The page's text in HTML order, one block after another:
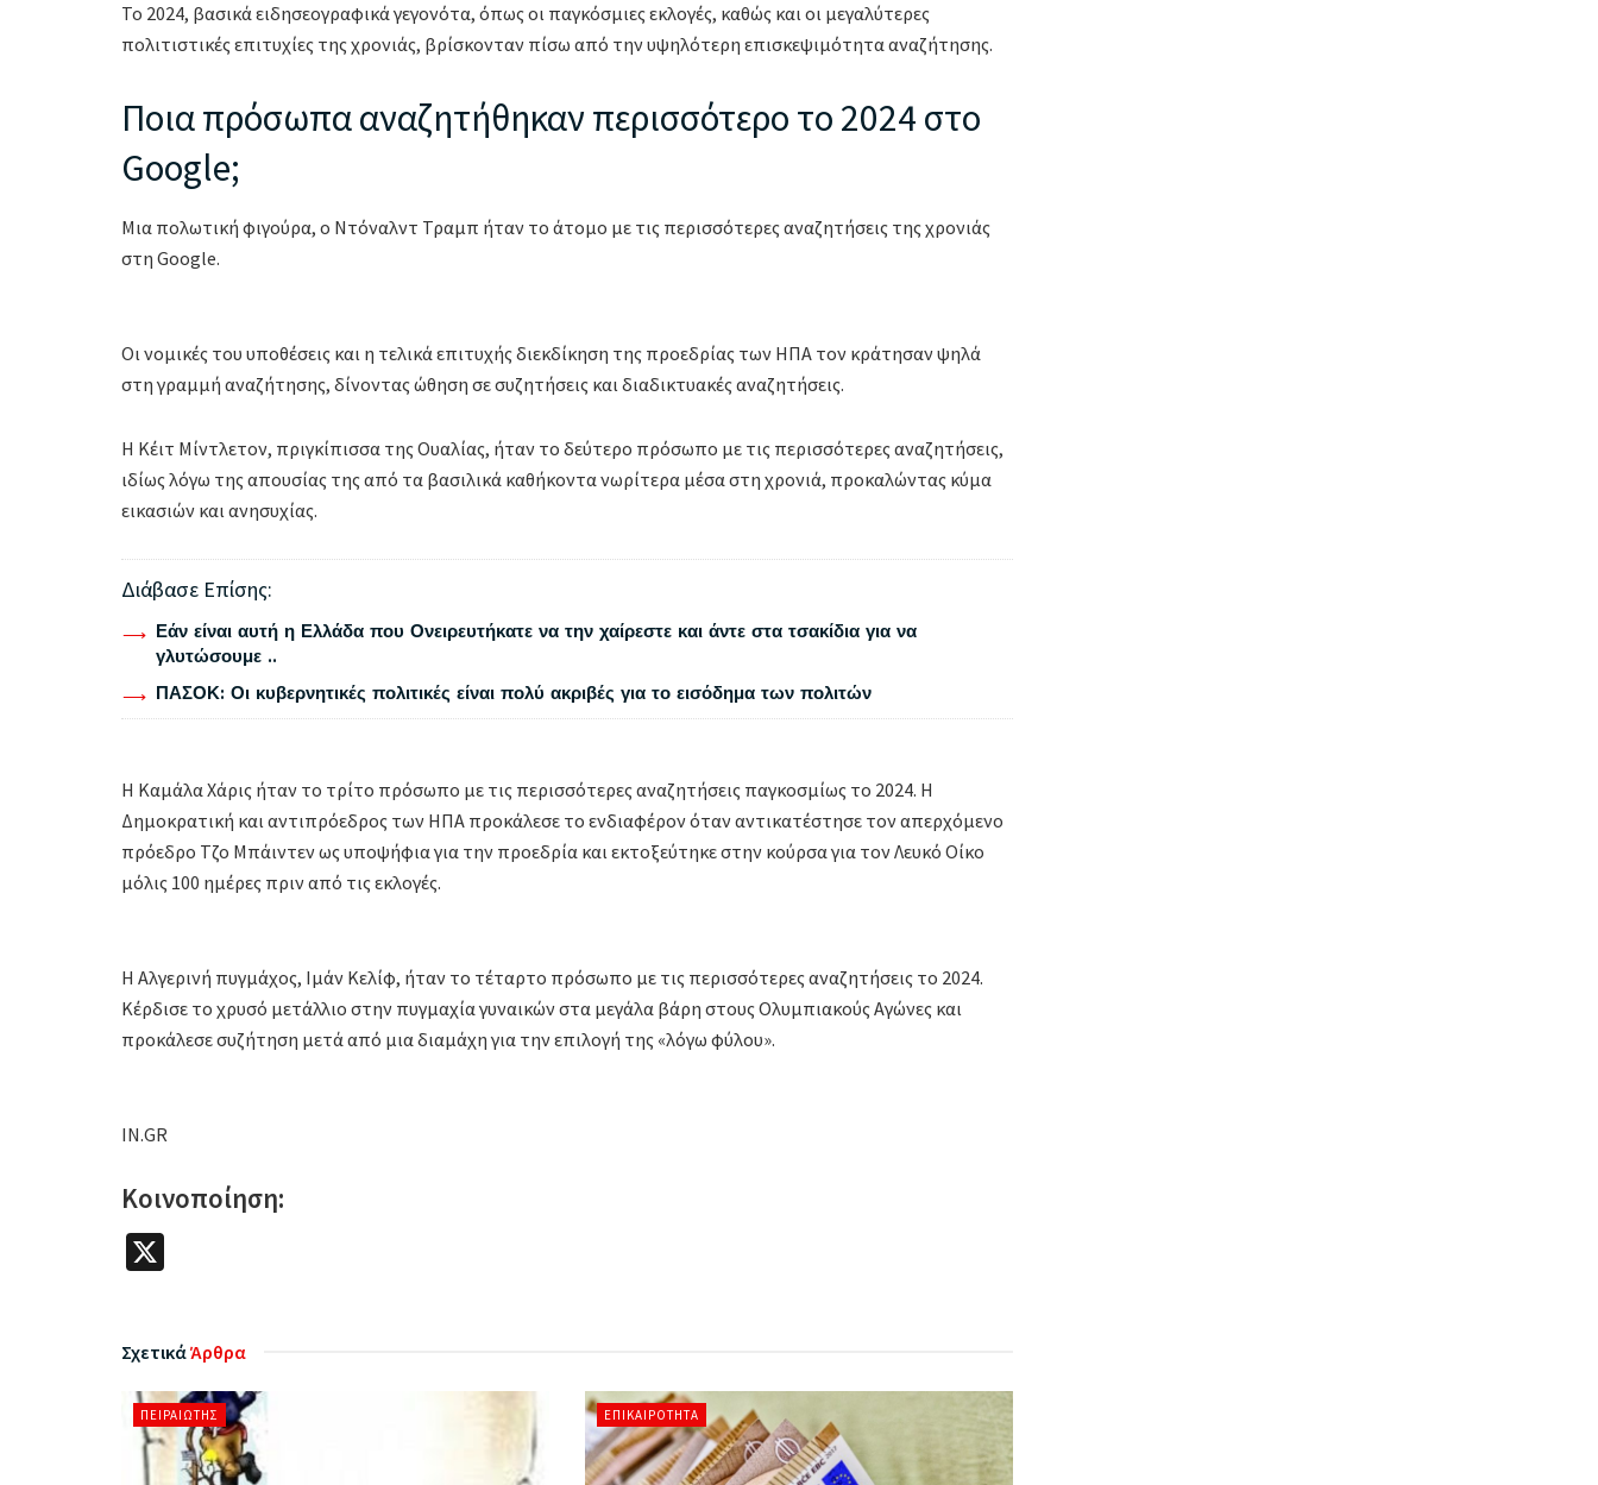
Το 2024, βασικά ειδησεογραφικά γεγονότα, όπως οι παγκόσμιες εκλογές, καθώς και οι μεγαλύτερες
πολιτιστικές επιτυχίες της χρονιάς, βρίσκονταν πίσω από την υψηλότερη επισκεψιμότητα αναζήτησης.
Ποια πρόσωπα αναζητήθηκαν περισσότερο το 2024 στο
Google;
Μια πολωτική φιγούρα, ο Ντόναλντ Τραμπ ήταν το άτομο με τις περισσότερες αναζητήσεις της χρονιάς
στη Google.
Οι νομικές του υποθέσεις και η τελικά επιτυχής διεκδίκηση της προεδρίας των ΗΠΑ τον κράτησαν ψηλά
στη γραμμή αναζήτησης, δίνοντας ώθηση σε συζητήσεις και διαδικτυακές αναζητήσεις.
Η Κέιτ Μίντλετον, πριγκίπισσα της Ουαλίας, ήταν το δεύτερο πρόσωπο με τις περισσότερες αναζητήσεις,
ιδίως λόγω της απουσίας της από τα βασιλικά καθήκοντα νωρίτερα μέσα στη χρονιά, προκαλώντας κύμα
εικασιών και ανησυχίας.
Διάβασε Επίσης:
Εάν είναι αυτή η Ελλάδα που Ονειρευτήκατε να την χαίρεστε και άντε στα τσακίδια για να
γλυτώσουμε ..
ΠΑΣΟΚ: Οι κυβερνητικές πολιτικές είναι πολύ ακριβές για το εισόδημα των πολιτών
Η Καμάλα Χάρις ήταν το τρίτο πρόσωπο με τις περισσότερες αναζητήσεις παγκοσμίως το 2024. Η
Δημοκρατική και αντιπρόεδρος των ΗΠΑ προκάλεσε το ενδιαφέρον όταν αντικατέστησε τον απερχόμενο
πρόεδρο Τζο Μπάιντεν ως υποψήφια για την προεδρία και εκτοξεύτηκε στην κούρσα για τον Λευκό Οίκο
μόλις 100 ημέρες πριν από τις εκλογές.
Η Αλγερινή πυγμάχος, Ιμάν Κελίφ, ήταν το τέταρτο πρόσωπο με τις περισσότερες αναζητήσεις το 2024.
Κέρδισε το χρυσό μετάλλιο στην πυγμαχία γυναικών στα μεγάλα βάρη στους Ολυμπιακούς Αγώνες και
προκάλεσε συζήτηση μετά από μια διαμάχη για την επιλογή της «λόγω φύλου».
IN.GR
Κοινοποίηση:
ΣχετικάΆρθρα
ΠΕΙΡΑΙΏΤΗΣ ΕΠΙΚΑΙΡΌΤΗΤΑ